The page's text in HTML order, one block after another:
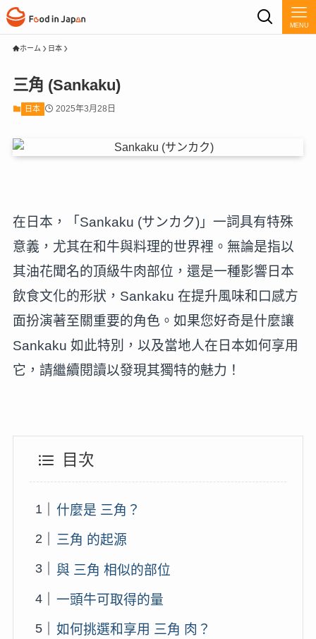
MENU
ホーム 日本
三角 (Sankaku)
日本 2025年3月28日
在日本，「Sankaku (サンカク)」一詞具有特殊
意義，尤其在和牛與料理的世界裡。無論是指以
其油花聞名的頂級牛肉部位，還是一種影響日本
飲食文化的形狀，Sankaku 在提升風味和口感方
面扮演著至關重要的角色。如果您好奇是什麼讓
Sankaku 如此特別，以及當地人在日本如何享用
它，請繼續閱讀以發現其獨特的魅力！
目次
什麼是 三角？
三角 的起源
與 三角 相似的部位
一頭牛可取得的量
如何挑選和享用 三角 肉？